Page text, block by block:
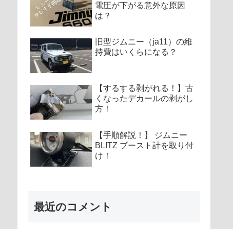
電圧が下がる意外な原因
は？
旧型ジムニー（ja11）の維
持費はいくらになる？
【するする剥がれる！】古
くなったデカールの剥がし
方！
【手順解説！】 ジムニー
BLITZ ブースト計を取り付
け！
最近のコメント